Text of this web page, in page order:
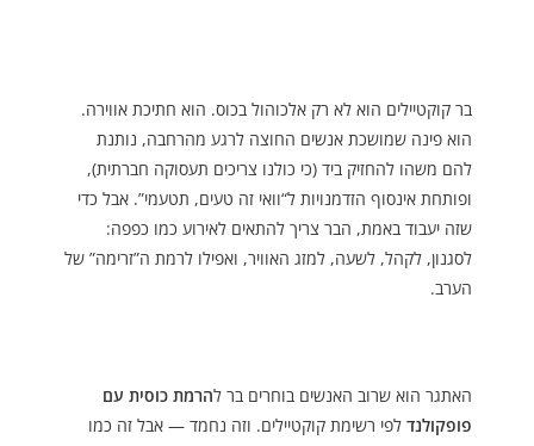
בר קוקטיילים הוא לא רק אלכוהול בכוס. הוא חתיכת אווירה.
הוא פינה שמושכת אנשים החוצה לרגע מהרחבה, נותנת
להם משהו להחזיק ביד (כי כולנו צריכים תעסוקה חברתית),
ופותחת אינסוף הזדמנויות ל“וואי זה טעים, תטעמי”. אבל כדי
שזה יעבוד באמת, הבר צריך להתאים לאירוע כמו כפפה:
לסגנון, לקהל, לשעה, למזג האוויר, ואפילו לרמת ה”זרימה” של
הערב.
האתגר הוא שרוב האנשים בוחרים בר להרמת כוסית עם
פופקולנד לפי רשימת קוקטיילים. וזה נחמד — אבל זה כמו